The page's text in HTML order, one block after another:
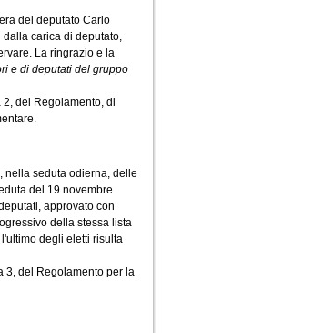
del deputato Carlo
carica di deputato,
La ringrazio e la
e di deputati del gruppo
2, del Regolamento, di
nella seduta odierna, delle
del 19 novembre
approvato con
della stessa lista
degli eletti risulta
3, del Regolamento per la